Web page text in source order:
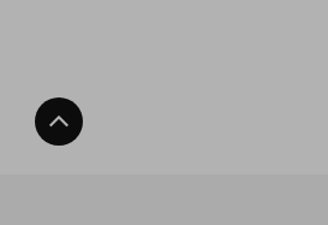
Нагоре